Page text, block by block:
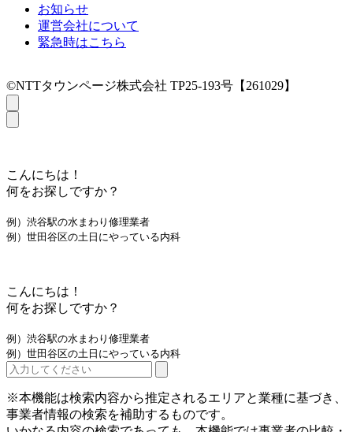
お知らせ
運営会社について
緊急時はこちら
©NTTタウンページ株式会社 TP25-193号【261029】
こんにちは！
何をお探しですか？
例）渋谷駅の水まわり修理業者
例）世田谷区の土日にやっている内科
こんにちは！
何をお探しですか？
例）渋谷駅の水まわり修理業者
例）世田谷区の土日にやっている内科
※本機能は検索内容から推定されるエリアと業種に基づき、
事業者情報の検索を補助するものです。